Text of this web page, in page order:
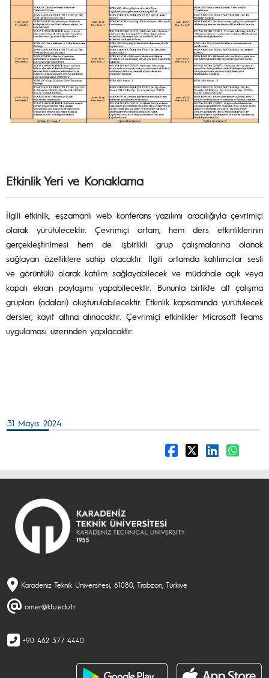
Etkinlik Yeri ve Konaklama
İlgili etkinlik, eşzamanlı web konferans yazılımı aracılığıyla çevrimiçi
olarak yürütülecektir. Çevrimiçi ortam, hem ders etkinliklerinin
gerçekleştirilmesi hem de işbirlikli grup çalışmalarına olanak
sağlayan özelliklere sahip olacaktır. İlgili ortamda katılımcılar sesli
ve görüntülü olarak katılım sağlayabilecek ve müdahale açık veya
kapalı ekran paylaşımı yapabilecektir. Bununla birlikte alt çalışma
grupları (odaları) oluşturulabilecektir. Etkinlik kapsamında yürütülecek
dersler, kayıt altına alınacaktır. Çevrimiçi etkinlikler Microsoft Teams
uygulaması üzerinden yapılacaktır.
31 Mayıs 2024
Karadeniz Teknik Üniversitesi, 61080, Trabzon, Türkiye
omer@ktu.edu.tr
+90 462 377 4440